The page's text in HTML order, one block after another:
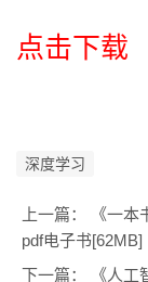
点击下载
深度学习
上一篇：
《一
pdf电子书[62MB]
下一篇：
《人